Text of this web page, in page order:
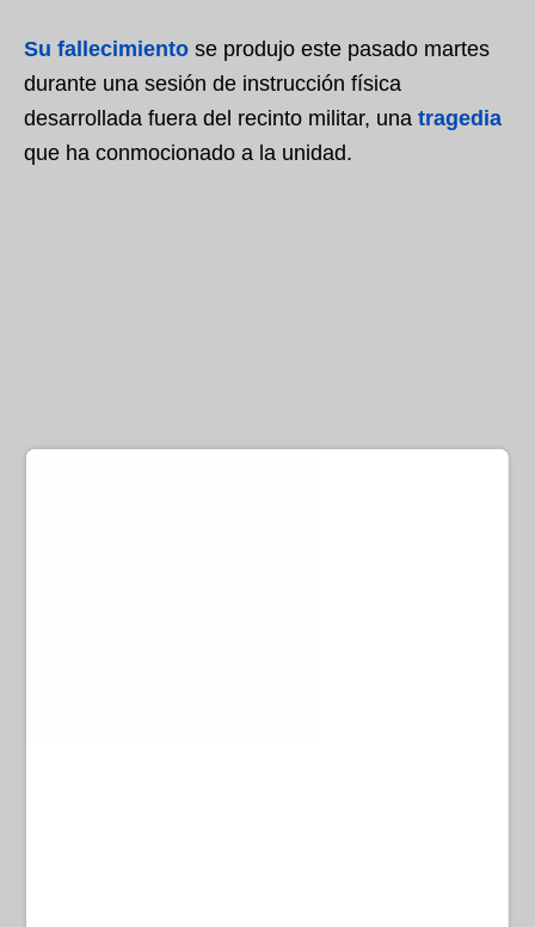
Su fallecimiento se produjo este pasado martes
durante una sesión de instrucción física
desarrollada fuera del recinto militar, una tragedia
que ha conmocionado a la unidad.